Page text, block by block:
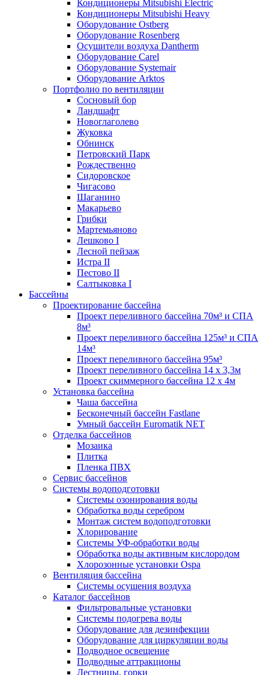
Кондиционеры Mitsubishi Electric
Кондиционеры Mitsubishi Heavy
Оборудование Ostberg
Оборудование Rosenberg
Осушители воздуха Dantherm
Оборудование Carel
Оборудование Systemair
Оборудование Arktos
Портфолио по вентиляции
Сосновый бор
Ландшафт
Новоглаголево
Жуковка
Обнинск
Петровский Парк
Рождественно
Сидоровское
Чигасово
Шаганино
Макарьево
Грибки
Мартемьяново
Лешково I
Лесной пейзаж
Истра II
Пестово II
Салтыковка I
Бассейны
Проектирование бассейна
Проект переливного бассейна 70м³ и СПА
8м³
Проект переливного бассейна 125м³ и СПА
14м³
Проект переливного бассейна 95м³
Проект переливного бассейна 14 х 3,3м
Проект скиммерного бассейна 12 х 4м
Установка бассейна
Чаша бассейна
Бесконечный бассейн Fastlane
Умный бассейн Euromatik NET
Отделка бассейнов
Мозаика
Плитка
Пленка ПВХ
Сервис бассейнов
Системы водоподготовки
Системы озонирования воды
Обработка воды серебром
Монтаж систем водоподготовки
Хлорирование
Системы УФ-обработки воды
Обработка воды активным кислородом
Хлорозонные установки Ospa
Вентиляция бассейна
Системы осушения воздуха
Каталог бассейнов
Фильтровальные установки
Системы подогрева воды
Оборудование для дезинфекции
Оборудование для циркуляции воды
Подводное освещение
Подводные аттракционы
Лестницы, горки